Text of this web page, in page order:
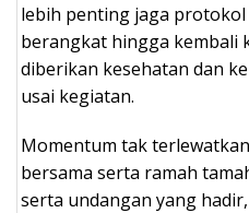
lebih penting jaga
berangkat hingga kembali
diberikan kesehatan dan
usai kegiatan.
Momentum tak
bersama serta ramah
serta undangan yang